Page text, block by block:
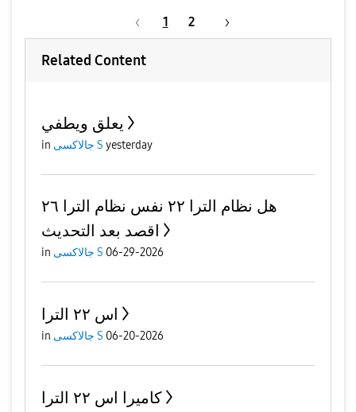
1 2
Related Content
يعلق ويطفي
in جالاكسى S yesterday
هل نظام الترا ٢٢ نفس نظام الترا ٢٦
اقصد بعد التحديث
in جالاكسى S 06-29-2026
اس ٢٢ الترا
in جالاكسى S 06-20-2026
كاميرا اس ٢٢ الترا